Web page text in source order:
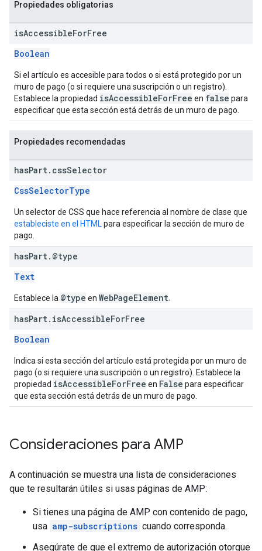
Propiedades obligatorias
isAccessibleForFree
Boolean
Si el artículo es accesible para todos o si está protegido por un
muro de pago (o si requiere una suscripción o un registro).
Establece la propiedad isAccessibleForFree en false para
especificar que esta sección está detrás de un muro de pago.
Propiedades recomendadas
hasPart. cssSelector
CssSelectorType
Un selector de CSS que hace referencia al nombre de clase que
estableciste en el HTML para especificar la sección de muro de
pago.
hasPart. @type
Text
Establece la @type en WebPageElement
hasPart. isAccessibleForFree
Boolean
Indica si esta sección del artículo está protegida por un muro de
pago (o si requiere una suscripción o un registro). Establece la
propiedad isAccessibleForFree en False para especificar
que esta sección está detrás de un muro de pago.
Consideraciones para AMP
A continuación se muestra una lista de consideraciones
que te resultarán útiles si usas páginas de AMP:
Si tienes una página de AMP con contenido de pago,
usa amp-subscriptions cuando corresponda.
Asegúrate de que el extremo de autorización otorgue